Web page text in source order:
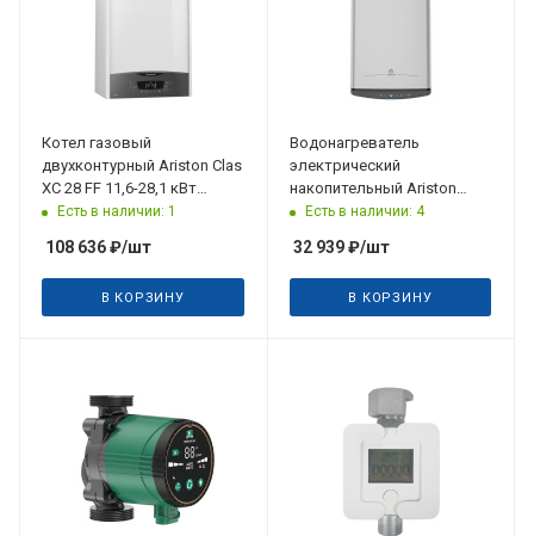
Котел газовый
двухконтурный Ariston Clas
XC 28 FF 11,6-28,1 кВт
(закрытая камера
Есть в наличии: 1
108 636₽/шт
В КОРЗИНУ
Водонагреватель
электрический
накопительный Ariston
ABSE VLS PRO PW 100
Есть в наличии: 4
32 939₽/шт
В КОРЗИНУ